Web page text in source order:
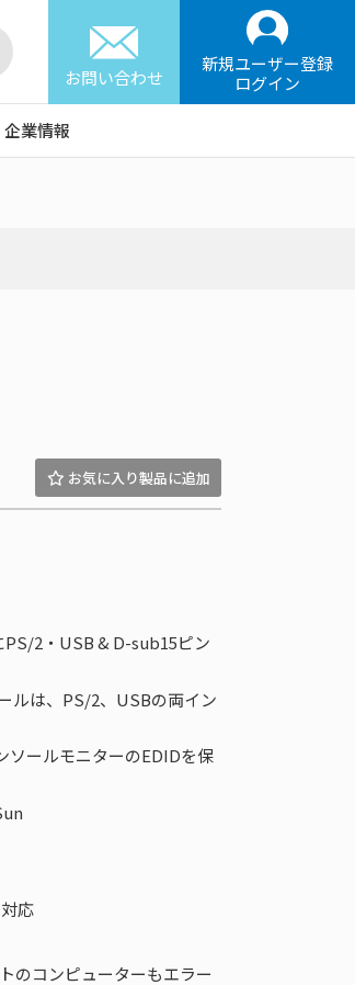
お問い合わせ
新規ユーザー登録
ログイン
企業情報
PS/2・USB & D-sub15ピン
ルは、PS/2、USBの両イン
ソールモニターのEDIDを保
応
のコンピューターもエラー